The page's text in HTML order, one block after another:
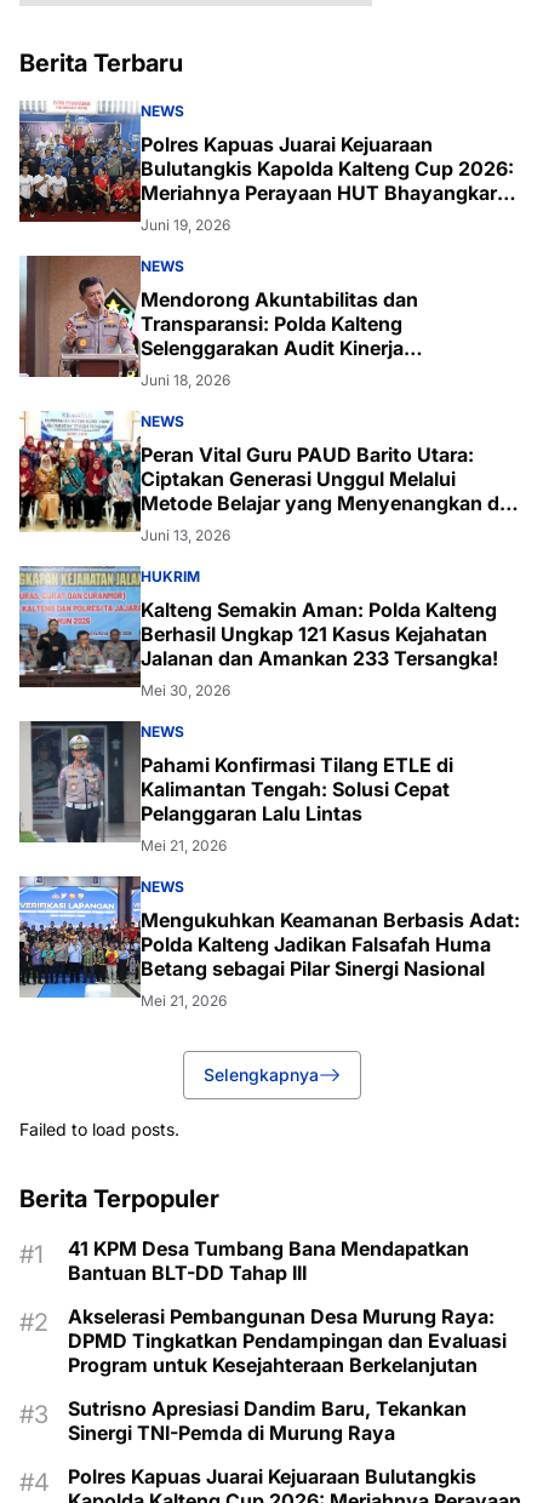
Berita Terbaru
NEWS
Polres Kapuas Juarai Kejuaraan
Bulutangkis Kapolda Kalteng Cup 2026:
Meriahnya Perayaan HUT Bhayangkara
ke-80 di Palangka Raya
Juni 19, 2026
NEWS
Mendorong Akuntabilitas dan
Transparansi: Polda Kalteng
Selenggarakan Audit Kinerja
Komprehensif Bersama Itwasum Polri
Juni 18, 2026
NEWS
Peran Vital Guru PAUD Barito Utara:
Ciptakan Generasi Unggul Melalui
Metode Belajar yang Menyenangkan dan
Inovatif
Juni 13, 2026
HUKRIM
Kalteng Semakin Aman: Polda Kalteng
Berhasil Ungkap 121 Kasus Kejahatan
Jalanan dan Amankan 233 Tersangka!
Mei 30, 2026
NEWS
Pahami Konfirmasi Tilang ETLE di
Kalimantan Tengah: Solusi Cepat
Pelanggaran Lalu Lintas
Mei 21, 2026
NEWS
Mengukuhkan Keamanan Berbasis Adat:
Polda Kalteng Jadikan Falsafah Huma
Betang sebagai Pilar Sinergi Nasional
Mei 21, 2026
Selengkapnya
Failed to load posts.
Berita Terpopuler
41 KPM Desa Tumbang Bana Mendapatkan
Bantuan BLT-DD Tahap III
Akselerasi Pembangunan Desa Murung Raya:
DPMD Tingkatkan Pendampingan dan Evaluasi
Program untuk Kesejahteraan Berkelanjutan
Sutrisno Apresiasi Dandim Baru, Tekankan
Sinergi TNI-Pemda di Murung Raya
Polres Kapuas Juarai Kejuaraan Bulutangkis